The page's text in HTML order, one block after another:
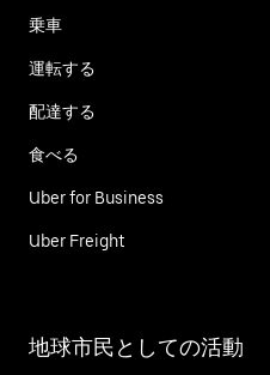
乗車
運転する
配達する
食べる
Uber for Business
Uber Freight
地球市民としての活動